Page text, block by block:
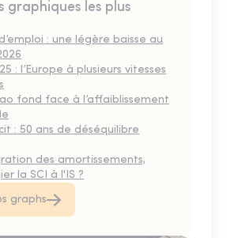
graphiques les plus
: une légère baisse au
: l’Europe à plusieurs vitesses
fond face à l’affaiblissement
: 50 ans de déséquilibre
des amortissements,
la SCI à l'IS ?
graphs